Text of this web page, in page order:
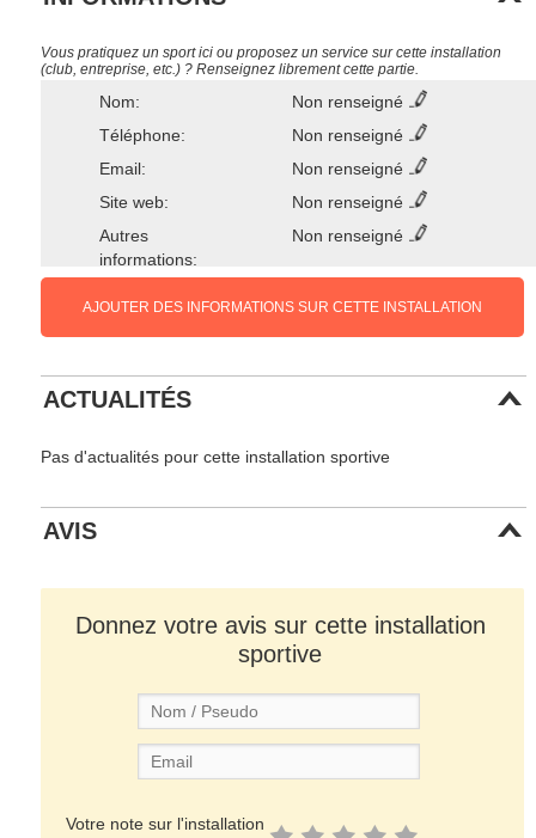
Vous pratiquez un sport ici ou proposez un service sur cette installation
(club, entreprise, etc.) ? Renseignez librement cette partie.
Nom:
Non renseigné
Téléphone:
Non renseigné
Email:
Non renseigné
Site web:
Non renseigné
Autres
informations:
Non renseigné
AJOUTER DES INFORMATIONS SUR CETTE INSTALLATION
ACTUALITÉS
Pas d'actualités pour cette installation sportive
AVIS
Donnez votre avis sur cette installation
sportive
Votre note sur l'installation